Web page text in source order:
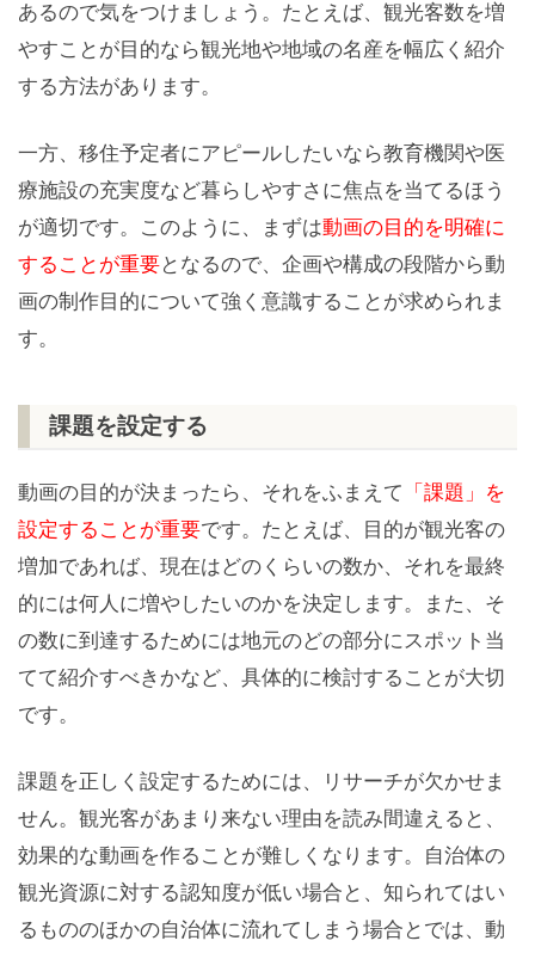
あるので気をつけましょう。たとえば、観光客数を増
やすことが目的なら観光地や地域の名産を幅広く紹介
する方法があります。
一方、移住予定者にアピールしたいなら教育機関や医
療施設の充実度など暮らしやすさに焦点を当てるほう
が適切です。このように、まずは動画の目的を明確に
することが重要となるので、企画や構成の段階から動
画の制作目的について強く意識することが求められま
す。
課題を設定する
動画の目的が決まったら、それをふまえて
「課題」を
設定することが重要です。たとえば、目的が観光客の
増加であれば、現在はどのくらいの数か、それを最終
的には何人に増やしたいのかを決定します。また、そ
の数に到達するためには地元のどの部分にスポット当
てて紹介すべきかなど、具体的に検討することが大切
です。
課題を正しく設定するためには、リサーチが欠かせま
せん。観光客があまり来ない理由を読み間違えると、
効果的な動画を作ることが難しくなります。自治体の
観光資源に対する認知度が低い場合と、知られてはい
るもののほかの自治体に流れてしまう場合とでは、動